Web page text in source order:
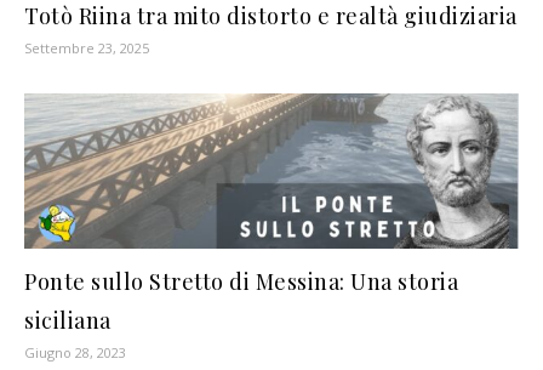
Totò Riina tra mito distorto e realtà giudiziaria
Settembre 23, 2025
Ponte sullo Stretto di Messina: Una storia
siciliana
Giugno 28, 2023